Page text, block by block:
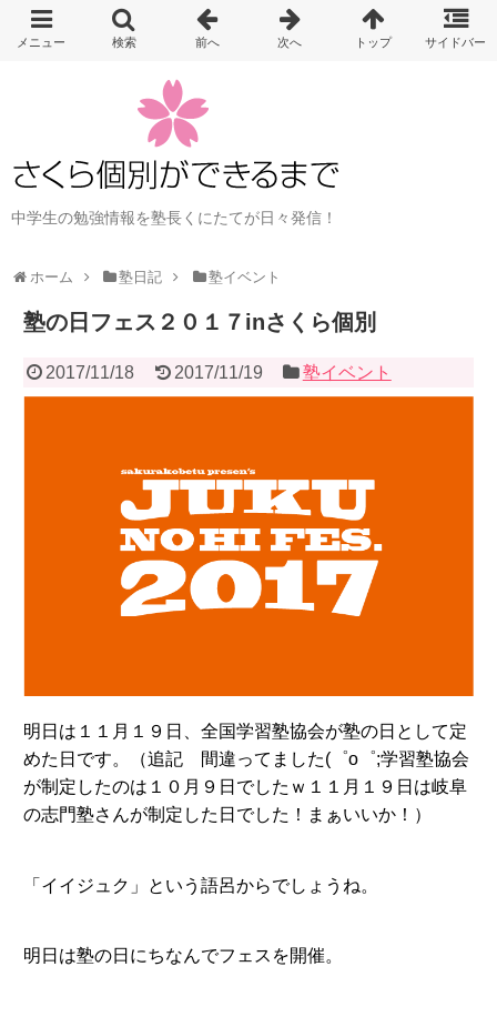
中学生の勉強情報を塾長くにたてが日々発信！
ホーム 塾日記 塾イベント
塾の日フェス２０１７inさくら個別
2017/11/18 2017/11/19 塾イベント
明日は１１月１９日、全国学習塾協会が塾の日として定
めた日です。（追記 間違ってました(゜o゜;学習塾協会
が制定したのは１０月９日でしたｗ１１月１９日は岐阜
の志門塾さんが制定した日でした！まぁいいか！）
「イイジュク」という語呂からでしょうね。
明日は塾の日にちなんでフェスを開催。